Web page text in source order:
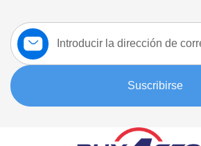
Suscríbase
a
nuestro
boletín:
Suscribirse